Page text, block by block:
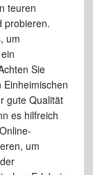
teuren
probieren.
um
Sie
gute Qualität
es hilfreich
um